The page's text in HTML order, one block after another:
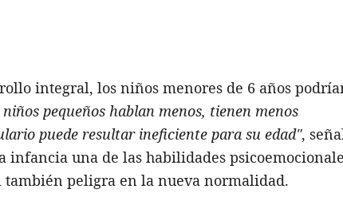
integral, los niños menores de 6 años
niños pequeños hablan menos, tienen menos
puede resultar ineficiente para su edad",
infancia una de las habilidades
también peligra en la nueva normalidad.